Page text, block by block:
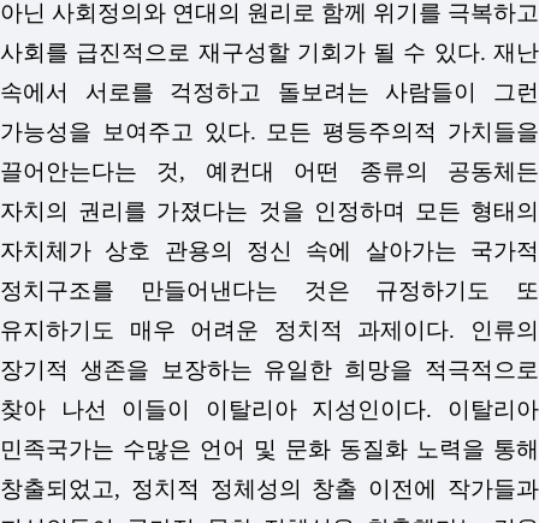
아닌 사회정의와 연대의 원리로 함께 위기를 극복하고
사회를 급진적으로 재구성할 기회가 될 수 있다. 재난
속에서 서로를 걱정하고 돌보려는 사람들이 그런
가능성을 보여주고 있다. 모든 평등주의적 가치들을
끌어안는다는 것, 예컨대 어떤 종류의 공동체든
자치의 권리를 가졌다는 것을 인정하며 모든 형태의
자치체가 상호 관용의 정신 속에 살아가는 국가적
정치구조를 만들어낸다는 것은 규정하기도 또
유지하기도 매우 어려운 정치적 과제이다. 인류의
장기적 생존을 보장하는 유일한 희망을 적극적으로
찾아 나선 이들이 이탈리아 지성인이다. 이탈리아
민족국가는 수많은 언어 및 문화 동질화 노력을 통해
창출되었고, 정치적 정체성의 창출 이전에 작가들과